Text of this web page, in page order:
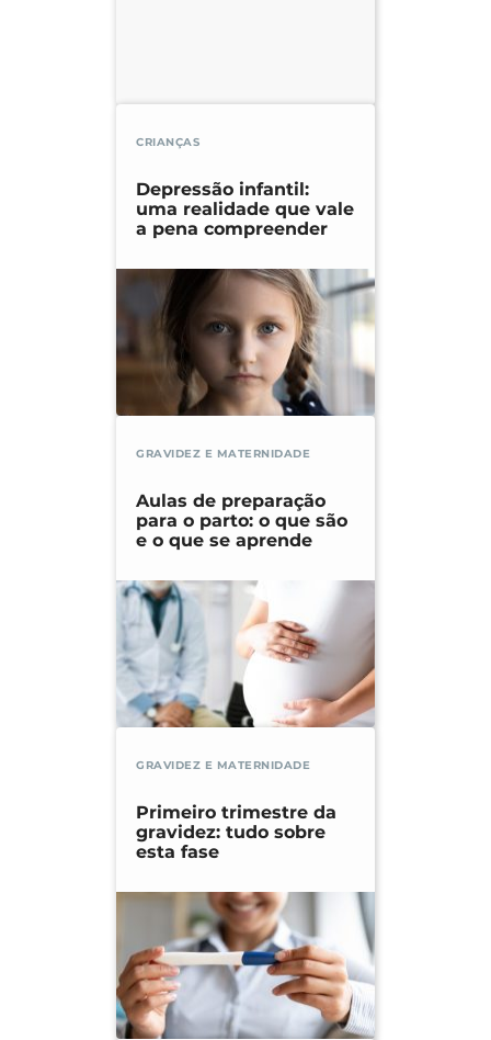
CRIANÇAS
Depressão infantil:
uma realidade que vale
a pena compreender
GRAVIDEZ E MATERNIDADE
Aulas de preparação
para o parto: o que são
e o que se aprende
GRAVIDEZ E MATERNIDADE
Primeiro trimestre da
gravidez: tudo sobre
esta fase